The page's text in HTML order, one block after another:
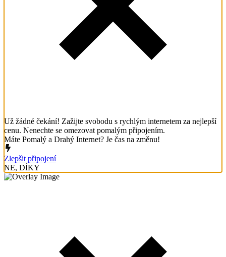
Už žádné čekání! Zažijte svobodu s rychlým internetem za nejlepší
cenu. Nenechte se omezovat pomalým připojením.
Máte Pomalý a Drahý Internet? Je čas na změnu!
Zlepšit připojení
NE, DÍKY